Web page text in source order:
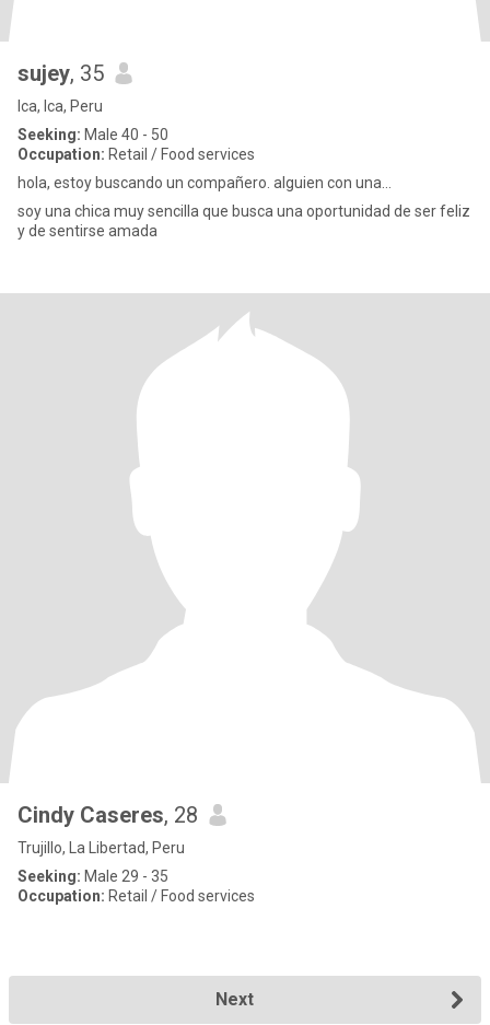
sujey, 35
Ica, Ica, Peru
Seeking: Male 40 - 50
Occupation: Retail / Food services
hola, estoy buscando un compañero. alguien con una...
soy una chica muy sencilla que busca una oportunidad de ser feliz
y de sentirse amada
Cindy Caseres, 28
Trujillo, La Libertad, Peru
Seeking: Male 29 - 35
Occupation: Retail / Food services
Next